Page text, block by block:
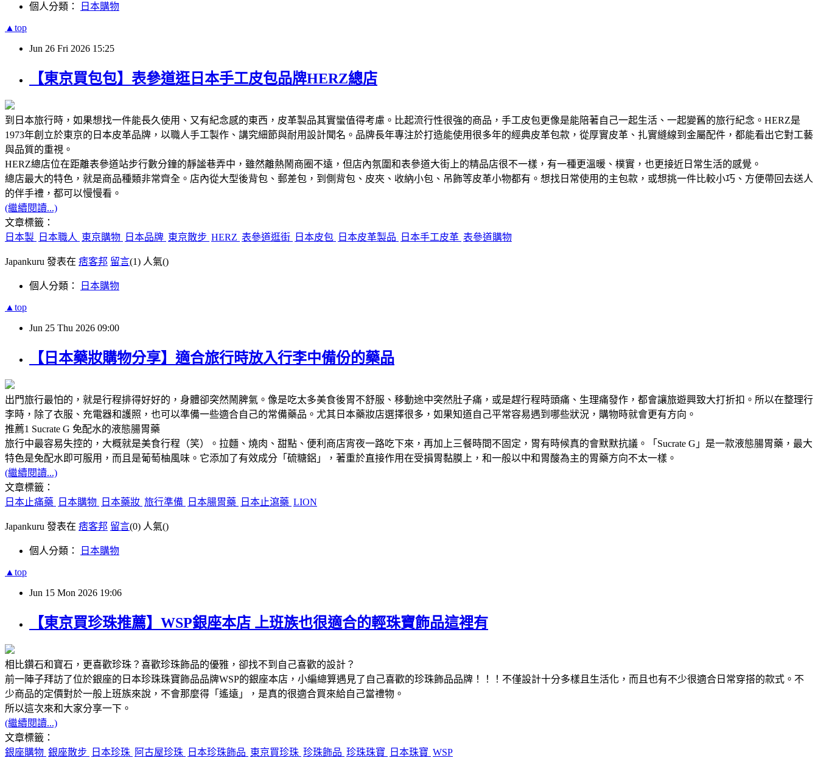
個人分類： 日本購物
▲top
Jun 26 Fri 2026 15:25
【東京買包包】表參道逛日本手工皮包品牌HERZ總店
到日本旅行時，如果想找一件能長久使用、又有紀念感的東西，皮革製品其實蠻值得考慮。比起流行性很強的商品，手工皮包更像是能陪著自己一起生活、一起變舊的旅行紀念。HERZ是
1973年創立於東京的日本皮革品牌，以職人手工製作、講究細節與耐用設計聞名。品牌長年專注於打造能使用很多年的經典皮革包款，從厚實皮革、扎實縫線到金屬配件，都能看出它對工藝
與品質的重視。
HERZ總店位在距離表參道站步行數分鐘的靜謐巷弄中，雖然離熱鬧商圈不遠，但店內氛圍和表參道大街上的精品店很不一樣，有一種更溫暖、樸實，也更接近日常生活的感覺。
總店最大的特色，就是商品種類非常齊全。店內從大型後背包、郵差包，到側背包、皮夾、收納小包、吊飾等皮革小物都有。想找日常使用的主包款，或想挑一件比較小巧、方便帶回去送人
的伴手禮，都可以慢慢看。
(繼續閱讀...)
文章標籤：
日本製
日本職人 東京購物 日本品牌 東京散步 HERZ 表參道逛街 日本皮包 日本皮革製品 日本手工皮革 表參道購物
Japankuru 發表在 痞客邦 留言(1) 人氣()
個人分類： 日本購物
▲top
Jun 25 Thu 2026 09:00
【日本藥妝購物分享】適合旅行時放入行李中備份的藥品
出門旅行最怕的，就是行程排得好好的，身體卻突然鬧脾氣。像是吃太多美食後胃不舒服、移動途中突然肚子痛，或是趕行程時頭痛、生理痛發作，都會讓旅遊興致大打折扣。所以在整理行
李時，除了衣服、充電器和護照，也可以準備一些適合自己的常備藥品。尤其日本藥妝店選擇很多，如果知道自己平常容易遇到哪些狀況，購物時就會更有方向。
推薦1 Sucrate G 免配水的液態腸胃藥
旅行中最容易失控的，大概就是美食行程（笑）。拉麵、燒肉、甜點、便利商店宵夜一路吃下來，再加上三餐時間不固定，胃有時候真的會默默抗議。「Sucrate G」是一款液態腸胃藥，最大
特色是免配水即可服用，而且是葡萄柚風味。它添加了有效成分「硫糖鋁」，著重於直接作用在受損胃黏膜上，和一般以中和胃酸為主的胃藥方向不太一樣。
(繼續閱讀...)
文章標籤：
日本止痛藥
日本購物 日本藥妝 旅行準備 日本腸胃藥 日本止瀉藥 LION
Japankuru 發表在 痞客邦 留言(0) 人氣()
個人分類： 日本購物
▲top
Jun 15 Mon 2026 19:06
【東京買珍珠推薦】WSP銀座本店 上班族也很適合的輕珠寶飾品這裡有
相比鑽石和寶石，更喜歡珍珠？喜歡珍珠飾品的優雅，卻找不到自己喜歡的設計？
前一陣子拜訪了位於銀座的日本珍珠珠寶飾品品牌WSP的銀座本店，小編總算遇見了自己喜歡的珍珠飾品品牌！！！不僅設計十分多樣且生活化，而且也有不少很適合日常穿搭的款式。不
少商品的定價對於一般上班族來說，不會那麼得「遙遠」，是真的很適合買來給自己當禮物。
所以這次來和大家分享一下。
(繼續閱讀...)
文章標籤：
銀座購物 銀座散步 日本珍珠 阿古屋珍珠 日本珍珠飾品 東京買珍珠 珍珠飾品 珍珠珠寶 日本珠寶 WSP